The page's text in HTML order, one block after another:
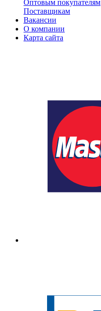
Оптовым покупателям
Поставщикам
Вакансии
О компании
Карта сайта